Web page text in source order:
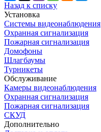
Назад к списку
Установка
Системы видеонаблюдения
Охранная сигнализация
Пожарная сигнализация
Домофоны
Шлагбаумы
Турникеты
Обслуживание
Камеры видеонаблюдения
Охранная сигнализация
Пожарная сигнализация
СКУД
Дополнительно